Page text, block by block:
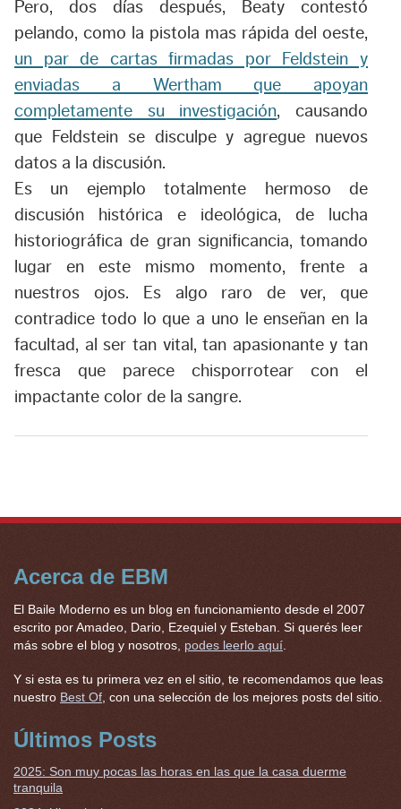
Pero, dos días después, Beaty contestó
pelando, como la pistola mas rápida del oeste,
un par de cartas firmadas por Feldstein y
enviadas a Wertham que apoyan
completamente su investigación, causando
que Feldstein se disculpe y agregue nuevos
datos a la discusión.
Es un ejemplo totalmente hermoso de
discusión histórica e ideológica, de lucha
historiográfica de gran significancia, tomando
lugar en este mismo momento, frente a
nuestros ojos. Es algo raro de ver, que
contradice todo lo que a uno le enseñan en la
facultad, al ser tan vital, tan apasionante y tan
fresca que parece chisporrotear con el
impactante color de la sangre.
Acerca de EBM
El Baile Moderno es un blog en funcionamiento desde el 2007
escrito por Amadeo, Dario, Ezequiel y Esteban. Si querés leer
más sobre el blog y nosotros, podes leerlo aquí
Y si esta es tu primera vez en el sitio, te recomendamos que leas
nuestro Best Of , con una selección de los mejores posts del sitio.
Últimos Posts
2025: Son muy pocas las horas en las que la casa duerme
tranquila